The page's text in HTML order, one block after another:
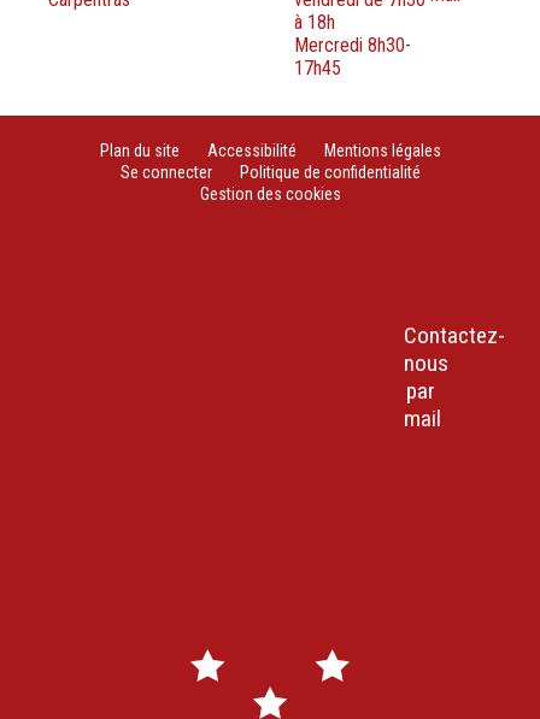
à 18h
Mercredi 8h30-
17h45
Plan du site Accessibilité
Mentions légales
Se connecter
Politique de confidentialité
Gestion des cookies
Contactez-
nous
par
mail